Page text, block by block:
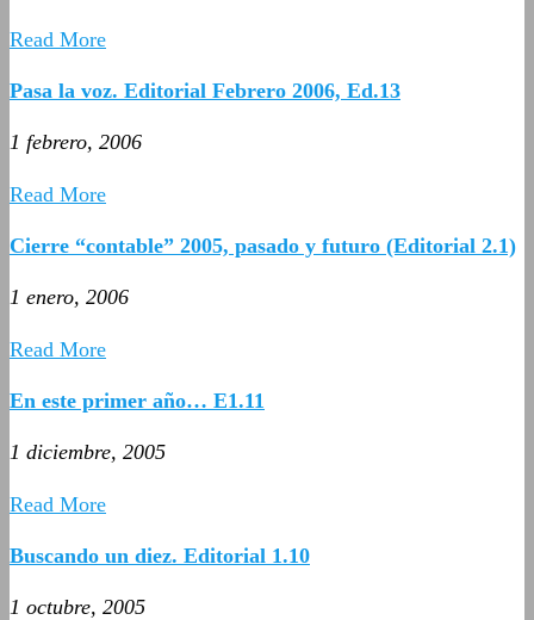
Read More
Pasa la voz. Editorial Febrero 2006, Ed.13
1 febrero, 2006
Read More
Cierre “contable” 2005, pasado y futuro (Editorial 2.1)
1 enero, 2006
Read More
En este primer año… E1.11
1 diciembre, 2005
Read More
Buscando un diez. Editorial 1.10
1 octubre, 2005